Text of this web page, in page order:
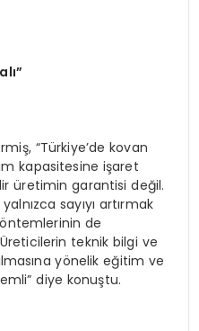
ı”
“Türkiye’de kovan
kapasitesine işaret
üretimin garantisi değil.
sayıyı artırmak
de
Üreticilerin teknik bilgi ve
yönelik eğitim ve
diye konuştu.